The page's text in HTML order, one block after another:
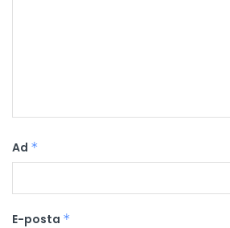
Ad *
E-posta *